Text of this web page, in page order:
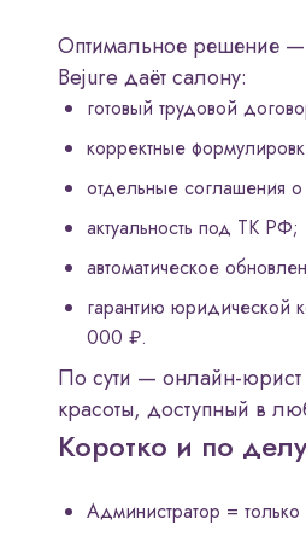
Оптимальное решение —
Bejure даёт салону:
готовый трудовой
корректные
отдельные соглашения о
актуальность под ТК РФ;
автоматическое
гарантию юридической
000 ₽.
По сути — онлайн-
красоты, доступный в
Коротко и по делу
Администратор =